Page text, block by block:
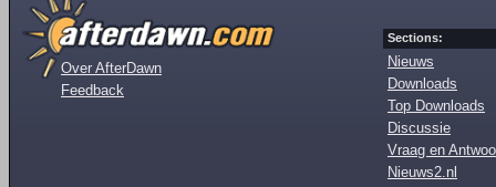
Over AfterDawn
Feedback
Sections:
Nieuws
Downloads
Top Downloads
Discussie
Vraag en
Nieuws2.nl